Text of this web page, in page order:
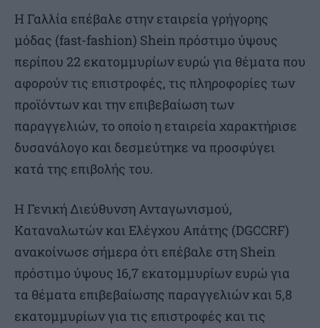
H Γαλλία επέβαλε στην εταιρεία γρήγορης
μόδας (fast-fashion) Shein πρόστιμο ύψους
περίπου 22 εκατομμυρίων ευρώ για θέματα που
αφορούν τις επιστροφές, τις πληροφορίες των
προϊόντων και την επιβεβαίωση των
παραγγελιών, το οποίο η εταιρεία χαρακτήρισε
δυσανάλογο και δεσμεύτηκε να προσφύγει
κατά της επιβολής του.
Η Γενική Διεύθυνση Ανταγωνισμού,
Καταναλωτών και Ελέγχου Απάτης (DGCCRF)
ανακοίνωσε σήμερα ότι επέβαλε στη Shein
πρόστιμο ύψους 16,7 εκατομμυρίων ευρώ για
τα θέματα επιβεβαίωσης παραγγελιών και 5,8
εκατομμυρίων για τις επιστροφές και τις